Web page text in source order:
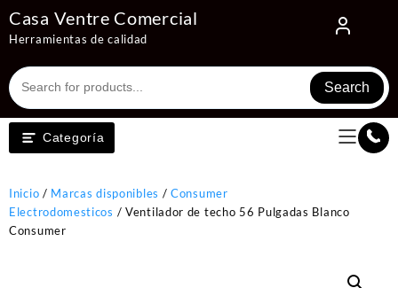
contenido
Casa Ventre Comercial
Herramientas de calidad
Search
Categoría
Inicio / Marcas disponibles /Consumer
Electrodomesticos / Ventilador de techo 56 Pulgadas Blanco
Consumer